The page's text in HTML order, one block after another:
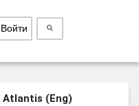
Войти
Atlantis (Eng)